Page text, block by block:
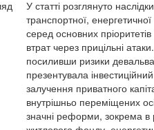
У статті розглянуто
транспортної,
серед основних
втрат через прицільні
посиливши ризики
презентувала
залучення приватного
внутрішньо переміщених
значні реформи, зокрема в